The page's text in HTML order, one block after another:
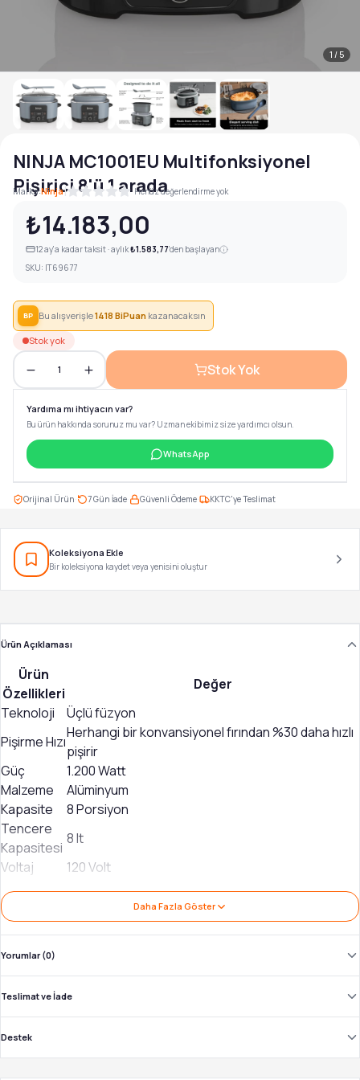
1 / 5
NINJA MC1001EU Multifonksiyonel
Pişirici 8'ü 1 arada
Marka:Ninja| Henüz değerlendirme yok
₺14.183,00
12ay'a kadar taksit · aylık₺1.583,77'den başlayan
SKU: IT69677
BP Bu alışverişle1418 BiPuan kazanacaksın
Stok yok
1 Stok Yok
Yardıma mı ihtiyacın var?
Bu ürün hakkında sorunuz mu var? Uzman ekibimiz size yardımcı olsun.
WhatsApp
Orijinal Ürün 7 Gün İade Güvenli Ödeme KKTC'ye Teslimat
Koleksiyona Ekle
Bir koleksiyona kaydet veya yenisini oluştur
Ürün Açıklaması
Ürün
Özellikleri
Değer
Teknoloji
Üçlü füzyon
Pişirme Hızı
Herhangi bir konvansiyonel fırından %30 daha hızlı
pişirir
Güç
1.200 Watt
Malzeme
Alüminyum
Kapasite
8 Porsiyon
Tencere
Kapasitesi
8 lt
Voltaj
120 Volt
Ayarları
Düşük veya Yüksek
Programlar
8 (Yavaş Pişirme (12 saate kadar), Sear/Sauté,
Fırın veya
Tencere
Kullanımı
Evet, 240°C'ye kadar
Kontrol
Daha Fazla Göster
Yorumlar (0)
Teslimat ve İade
Destek